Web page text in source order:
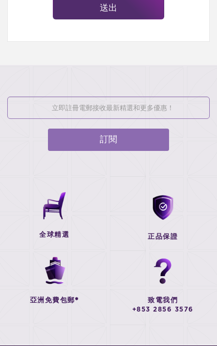
送出
訂閱
全球精選 正品保證
亞洲免費包郵* 致電我們
+853 2856 3576